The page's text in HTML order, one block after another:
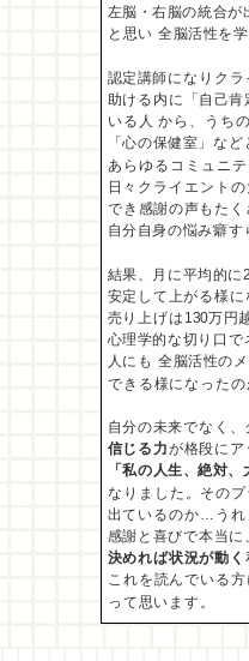
左脳・右脳の統合
と思い 全脳活性を
認定講師になりク
助ける内に
「自己
いる人 から、うち
「心の保健室」な
あらゆるコミュニ
日々クライエント
でき感謝の声もた
自分自身の悩み癖す
結果、月に平均的に
安定して 上がる様
売り上げは130万円
心理学的な切り口で
人にも 全脳活性の
できる様になったの
自分の未来でなく
信じる力が格段にア
「私の人生、絶対、
なりました。その
出ているのか…うれ
感謝と喜びで本当に
決めれば状況が動く
これを読んでいる
って思います。